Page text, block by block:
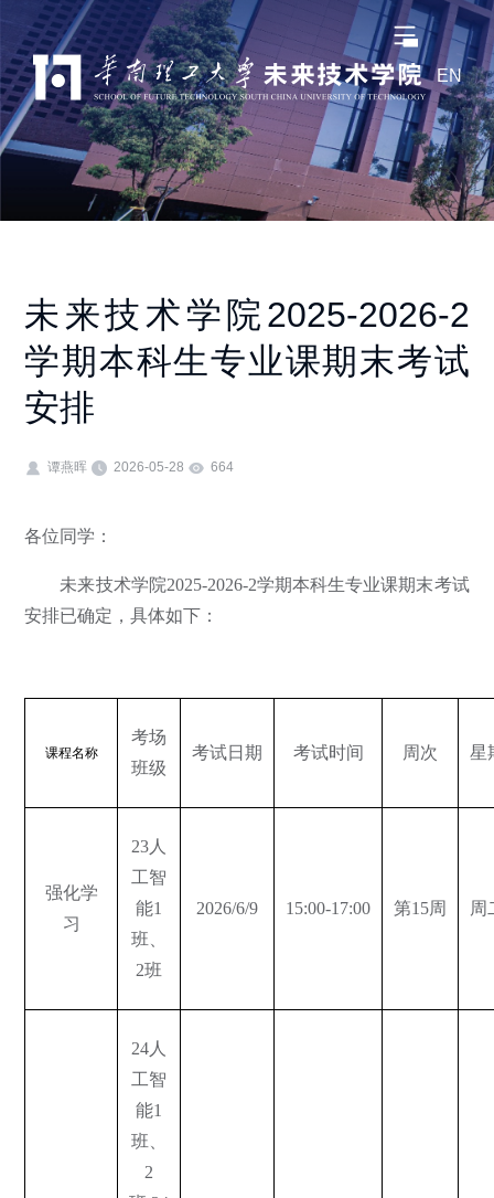
EN
未来技术学院2025-2026-2
学期本科生专业课期末考试
安排
谭燕晖 2026-05-28 664
各位同学：
未来技术学院2025-2026-2学期本科生专业课期末考试
安排已确定，具体如下：
课程名称
考场
班级
考试日期 考试时间 周次 星
强化学
习
23人
工智
能1
班、
2班
2026/6/9 15:00-17:00 第15周 周
24人
工智
能1
班、
2